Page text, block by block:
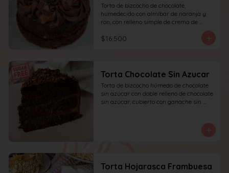
Torta de bizcocho de chocolate,
humedecido con almíbar de naranja y
ron, con relleno simple de crema de
ganache de chocolate. Recomendada
$16.500
Torta Chocolate Sin Azucar
Torta de bizcocho húmedo de chocolate
sin azúcar con doble relleno de chocolate
sin azúcar, cubierto con ganache sin
Torta Hojarasca Frambuesa